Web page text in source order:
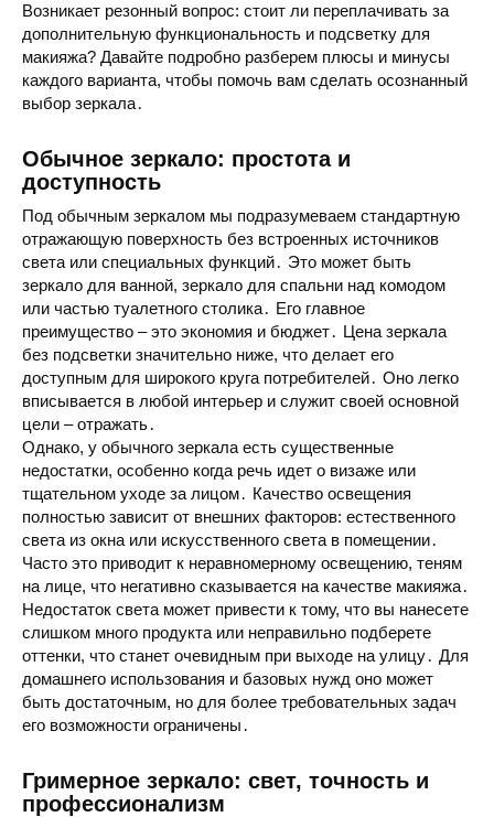
Возникает резонный вопрос: стоит ли переплачивать за
дополнительную функциональность и подсветку для
макияжа? Давайте подробно разберем плюсы и минусы
каждого варианта, чтобы помочь вам сделать осознанный
выбор зеркала․
Обычное зеркало: простота и
доступность
Под обычным зеркалом мы подразумеваем стандартную
отражающую поверхность без встроенных источников
света или специальных функций․ Это может быть
зеркало для ванной, зеркало для спальни над комодом
или частью туалетного столика․ Его главное
преимущество – это экономия и бюджет․ Цена зеркала
без подсветки значительно ниже, что делает его
доступным для широкого круга потребителей․ Оно легко
вписывается в любой интерьер и служит своей основной
цели – отражать․
Однако, у обычного зеркала есть существенные
недостатки, особенно когда речь идет о визаже или
тщательном уходе за лицом․ Качество освещения
полностью зависит от внешних факторов: естественного
света из окна или искусственного света в помещении․
Часто это приводит к неравномерному освещению, теням
на лице, что негативно сказывается на качестве макияжа․
Недостаток света может привести к тому, что вы нанесете
слишком много продукта или неправильно подберете
оттенки, что станет очевидным при выходе на улицу․ Для
домашнего использования и базовых нужд оно может
быть достаточным, но для более требовательных задач
его возможности ограничены․
Гримерное зеркало: свет, точность и
профессионализм